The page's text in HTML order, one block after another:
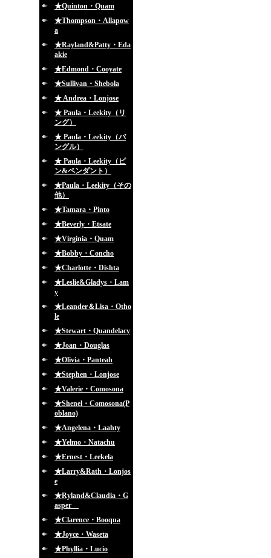
★Quinton・Quam
★Thompson・Allapow
a
★Rayland&Patty・Eda
akie
★Edmond・Cooyate
★Sullivan・Shebola
★ Andrea・Lonjose
★ Paula・Leekity（リ
ング）
★ Paula・Leekity（バ
ングル）
★ Paula・Leekity（ピ
ン&ペンダント）
★Paula・Leekity（その
他）
★Tamara・Pinto
★Beverly・Etsate
★Virginia・Quam
★Bobby・Concho
★Charlotte・Dishta
★Leslie&Gladys・Lam
y
★Leander＆Lisa・Otho
le
★Stewart・Quandelacy
★Joan・Douglas
★Olivia・Panteah
★Stephen・Lonjose
★Valerie・Comosona
★Shenel・Comosona(P
oblano)
★Angelena・Laahty
★Yelmo・Natachu
★Ernest・Leekela
★Larry&Rath・Lonjos
e
★Ryland&Claudia・G
asper
★Clarence・Booqua
★Joyce・Waseta
★Phyllia・Lucio